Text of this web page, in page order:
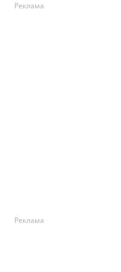
Реклама
Реклама